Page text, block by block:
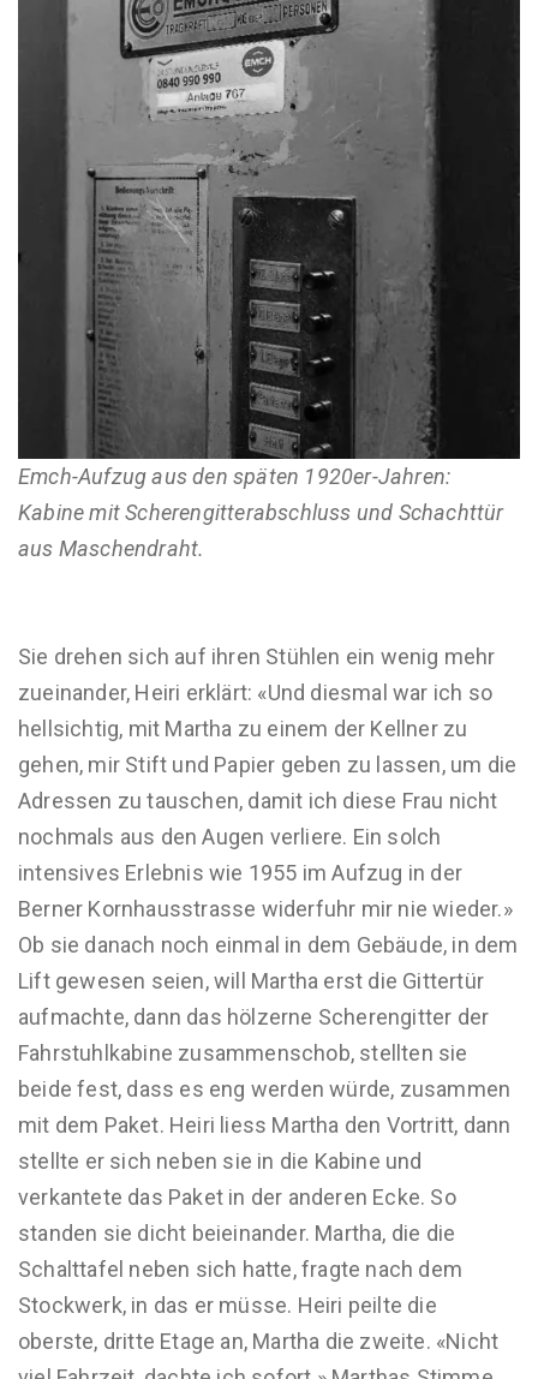
Emch-Aufzugaus den späten 1920er-Jahren:
Kabine mitScherengitterabschluss und Schachttür
aus Maschendraht.
Sie drehen sich auf ihren Stühlen ein wenig mehr
zueinander, Heiri erklärt: «Und diesmal war ich so
hellsichtig, mit Martha zu einem der Kellner zu
gehen, mir Stift und Papier geben zu lassen, um die
Adressen zu tauschen, damit ich diese Frau nicht
nochmals aus den Augen verliere. Ein solch
intensives Erlebnis wie 1955 im Aufzug in der
Berner Kornhausstrasse widerfuhr mir nie wieder.»
Ob sie danach noch einmal in dem Gebäude, in dem
Lift gewesen seien, will Martha erst die Gittertür
aufmachte, dann das hölzerne Scherengitter der
Fahrstuhlkabine zusammenschob, stellten sie
beide fest, dass es eng werden würde, zusammen
mit dem Paket. Heiri liess Martha den Vortritt, dann
stellte er sich neben sie in die Kabine und
verkantete das Paket in der anderen Ecke. So
standen sie dicht beieinander. Martha, die die
Schalttafel neben sich hatte, fragte nach dem
Stockwerk, in das er müsse. Heiri peilte die
oberste, dritte Etage an, Martha die zweite. «Nicht